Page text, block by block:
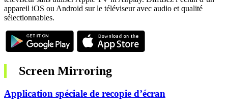
appareil iOS ou Android sur le téléviseur avec audio et qualité
sélectionnables.
Screen Mirroring
Application spéciale de recopie d’écran